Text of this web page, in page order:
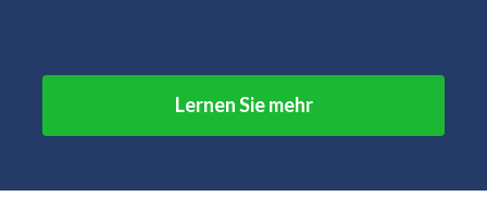
Lernen Sie mehr